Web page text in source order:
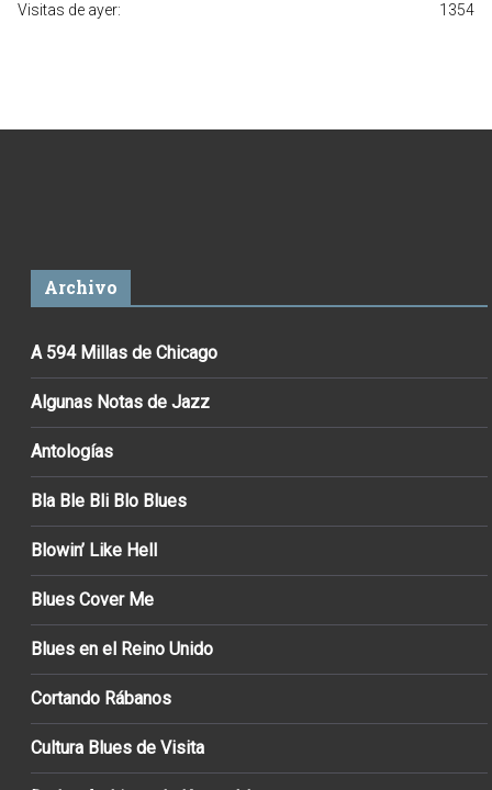
1354
Visitas de ayer:
Archivo
A 594 Millas de Chicago
Algunas Notas de Jazz
Antologías
Bla Ble Bli Blo Blues
Blowin’ Like Hell
Blues Cover Me
Blues en el Reino Unido
Cortando Rábanos
Cultura Blues de Visita